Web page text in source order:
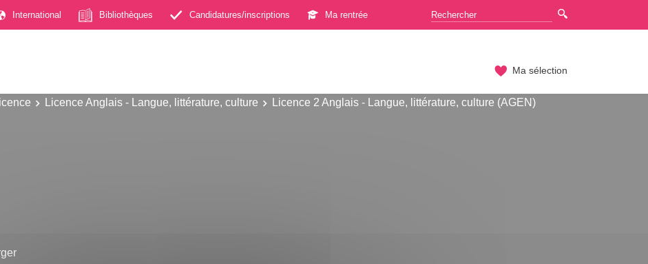
International Bibliothèques Candidatures/inscriptions Ma rentrée
Ma sélection
Licence Anglais - Langue, littérature, culture Licence 2 Anglais - Langue, littérature, culture (AGEN)